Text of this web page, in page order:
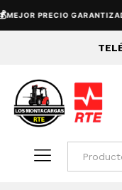
PRECIO GARANTIZADO